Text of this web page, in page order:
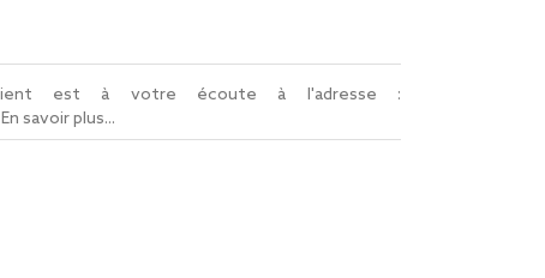
est à votre écoute à l'adresse :
En savoir plus...